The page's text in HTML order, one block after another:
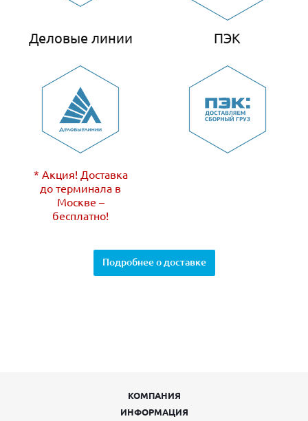
Деловые линии
* Акция! Доставка
до терминала в
Москве –
бесплатно!
ПЭК
Подробнее о доставке
КОМПАНИЯ
ИНФОРМАЦИЯ